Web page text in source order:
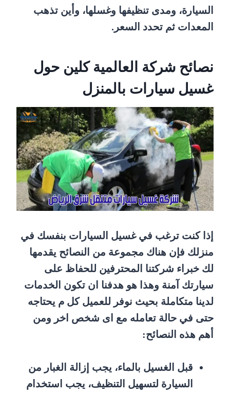
السيارة، ومدى تنظيفها وغسلها، وأين تذهب
المعدات ثم تحدد السعر.
نصائح شركة العالمية كلين حول
غسيل سيارات بالمنزل
إذا كنت ترغب في غسيل السيارات بنفسك في
منزلك فإن هناك مجموعة من النصائح يقدمها
لك خبراء شركتنا المحترفين للحفاظ على
سيارتك آمنة وهذا هو هدفنا ان تكون الخدمات
لدينا متكاملة بحيث نوفر للعميل كل م يحتاجه
حتى في حالة تعامله مع اى شخص اخر ومن
أهم هذه النصائح:
قبل الغسيل بالماء، يجب إزالة الغبار من
السيارة لتسهيل التنظيف، يجب استخدام